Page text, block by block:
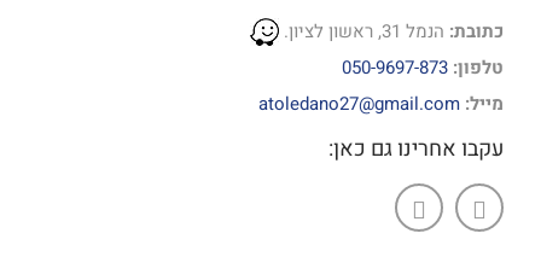
כתובת: הנמל 31, ראשון לציון.
טלפון: 050-9697-873
מייל: atoledano27@gmail.com
עקבו אחרינו גם כאן: